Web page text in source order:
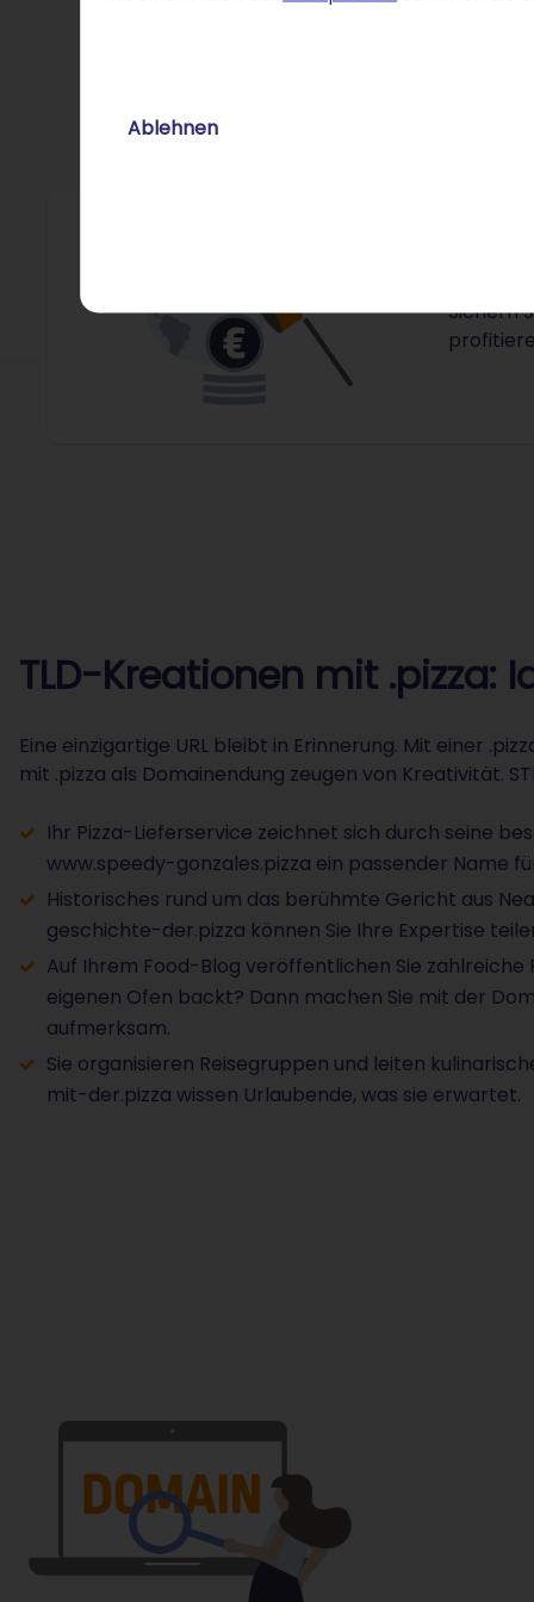
Ablehnen
Sichern
TLD-Kreationen mit .pizza:
Eine einzigartige URL bleibt in Erinnerung. Mit einer
mit .pizza als Domainendung zeugen von Kreativität.
Ihr Pizza-Lieferservice zeichnet sich durch seine
www.speedy-gonzales.pizza ein passender Name
Historisches rund um das berühmte Gericht aus
geschichte-der.pizza können Sie Ihre Expertise
Auf Ihrem Food-Blog veröffentlichen Sie
eigenen Ofen backt? Dann machen Sie mit der
aufmerksam.
Sie organisieren Reisegruppen und leiten
mit-der.pizza wissen Urlaubende, was sie erwartet.